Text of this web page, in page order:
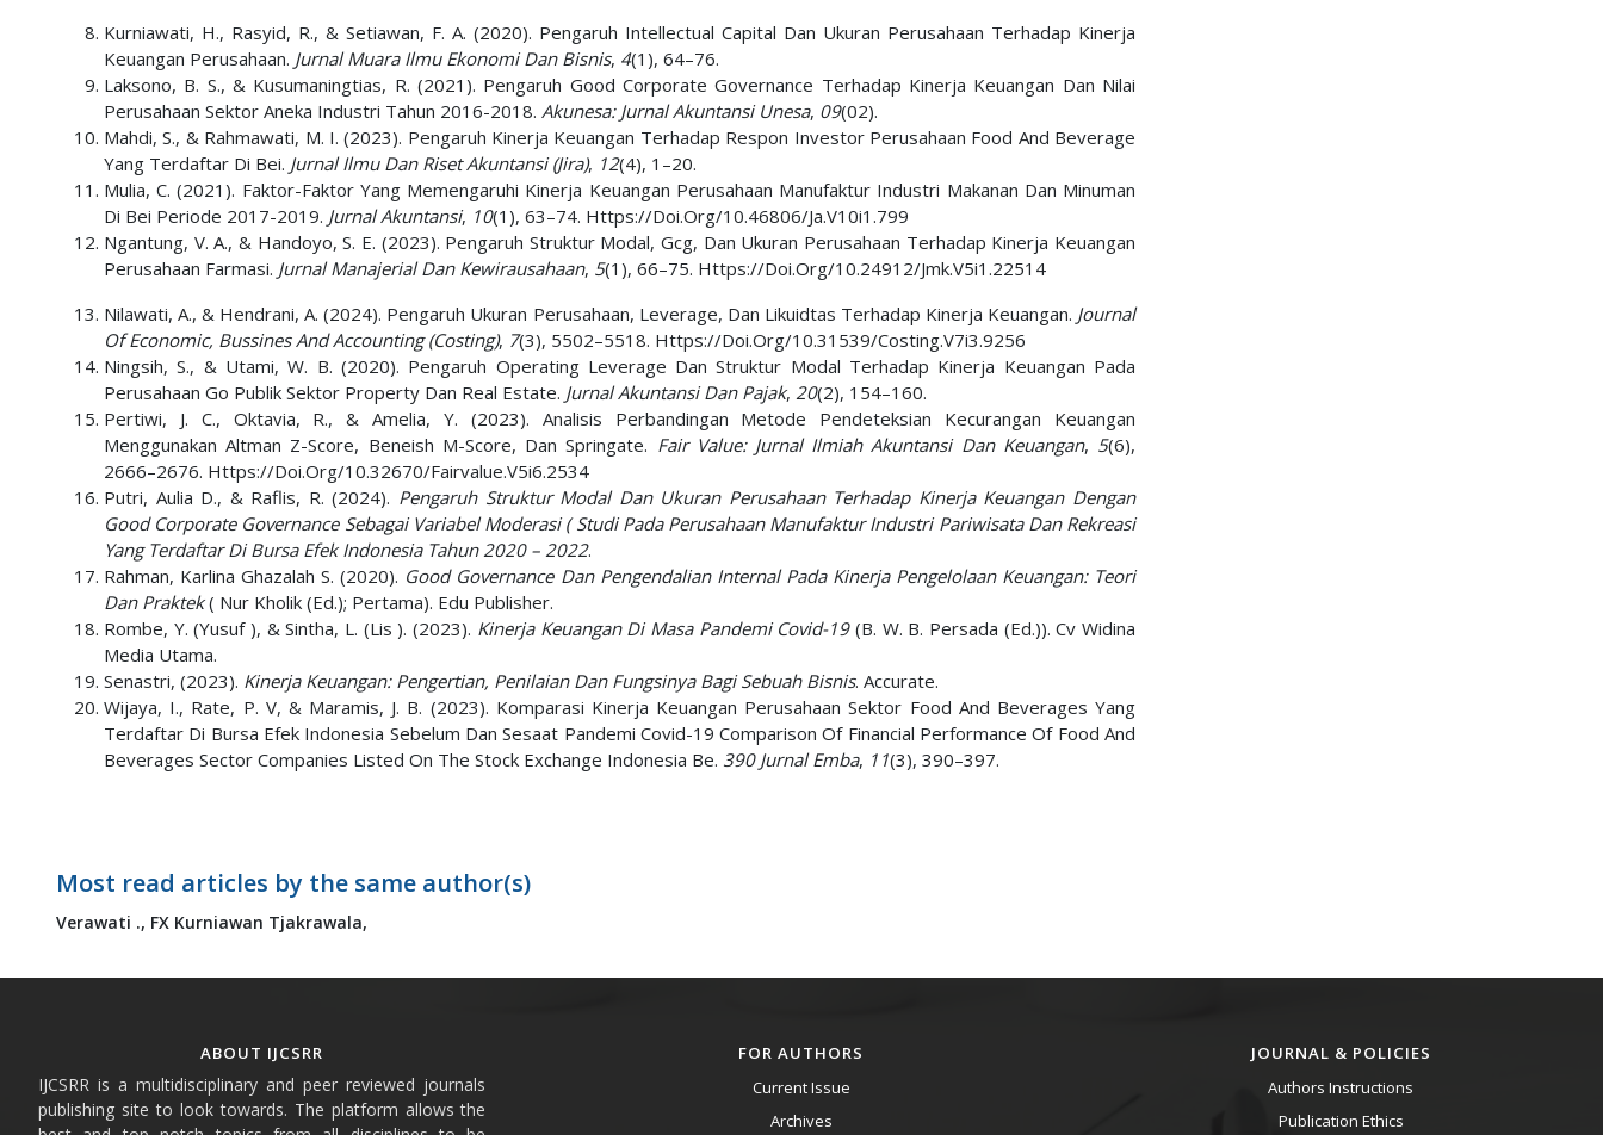
Kurniawati, H., Rasyid, R., & Setiawan, F. A. (2020). Pengaruh Intellectual Capital Dan Ukuran Perusahaan Terhadap Kinerja
Keuangan Perusahaan. Jurnal Muara Ilmu Ekonomi Dan Bisnis, 4(1), 64–76.
Laksono, B. S., & Kusumaningtias, R. (2021). Pengaruh Good Corporate Governance Terhadap Kinerja Keuangan Dan Nilai
Perusahaan Sektor Aneka Industri Tahun 2016-2018. Akunesa: Jurnal Akuntansi Unesa, 09(02).
Mahdi, S., & Rahmawati, M. I. (2023). Pengaruh Kinerja Keuangan Terhadap Respon Investor Perusahaan Food And Beverage
Yang Terdaftar Di Bei. Jurnal Ilmu Dan Riset Akuntansi (Jira), 12(4), 1–20.
Mulia, C. (2021). Faktor-Faktor Yang Memengaruhi Kinerja Keuangan Perusahaan Manufaktur Industri Makanan Dan Minuman
Di Bei Periode 2017-2019. Jurnal Akuntansi, 10(1), 63–74. Https://Doi.Org/10.46806/Ja.V10i1.799
Ngantung, V. A., & Handoyo, S. E. (2023). Pengaruh Struktur Modal, Gcg, Dan Ukuran Perusahaan Terhadap Kinerja Keuangan
Perusahaan Farmasi. Jurnal Manajerial Dan Kewirausahaan, 5(1), 66–75. Https://Doi.Org/10.24912/Jmk.V5i1.22514
Nilawati, A., & Hendrani, A. (2024). Pengaruh Ukuran Perusahaan, Leverage, Dan Likuidtas Terhadap Kinerja Keuangan. Journal
Of Economic, Bussines And Accounting (Costing), 7(3), 5502–5518. Https://Doi.Org/10.31539/Costing.V7i3.9256
Ningsih, S., & Utami, W. B. (2020). Pengaruh Operating Leverage Dan Struktur Modal Terhadap Kinerja Keuangan Pada
Perusahaan Go Publik Sektor Property Dan Real Estate. Jurnal Akuntansi Dan Pajak, 20(2), 154–160.
Pertiwi, J. C., Oktavia, R., & Amelia, Y. (2023). Analisis Perbandingan Metode Pendeteksian Kecurangan Keuangan
Menggunakan Altman Z-Score, Beneish M-Score, Dan Springate. Fair Value: Jurnal Ilmiah Akuntansi Dan Keuangan, 5(6),
2666–2676. Https://Doi.Org/10.32670/Fairvalue.V5i6.2534
Putri, Aulia D., & Raflis, R. (2024). Pengaruh Struktur Modal Dan Ukuran Perusahaan Terhadap Kinerja Keuangan Dengan
Good Corporate Governance Sebagai Variabel Moderasi ( Studi Pada Perusahaan Manufaktur Industri Pariwisata Dan Rekreasi
Yang Terdaftar Di Bursa Efek Indonesia Tahun 2020 – 2022.
Rahman, Karlina Ghazalah S. (2020). Good Governance Dan Pengendalian Internal Pada Kinerja Pengelolaan Keuangan: Teori
Dan Praktek( Nur Kholik (Ed.); Pertama). Edu Publisher.
Rombe, Y. (Yusuf ), & Sintha, L. (Lis ). (2023). Kinerja Keuangan Di Masa Pandemi Covid-19(B. W. B. Persada (Ed.)). Cv Widina
Media Utama.
Senastri, (2023). Kinerja Keuangan: Pengertian, Penilaian Dan Fungsinya Bagi Sebuah Bisnis. Accurate.
Wijaya, I., Rate, P. V, & Maramis, J. B. (2023). Komparasi Kinerja Keuangan Perusahaan Sektor Food And Beverages Yang
Terdaftar Di Bursa Efek Indonesia Sebelum Dan Sesaat Pandemi Covid-19 Comparison Of Financial Performance Of Food And
Beverages Sector Companies Listed On The Stock Exchange Indonesia Be. 390 Jurnal Emba, 11(3), 390–397.
Most read articles by the same author(s)
Verawati ., FX Kurniawan Tjakrawala,
ABOUT IJCSRR
IJCSRR is a multidisciplinary and peer reviewed journals
publishing site to look towards. The platform allows the
FOR AUTHORS
Current Issue
Archives
JOURNAL & POLICIES
Authors Instructions
Publication Ethics